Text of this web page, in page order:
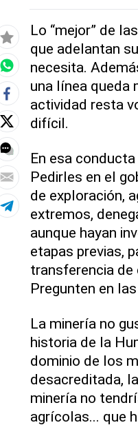
Lo “mejor” de
que adelantan
necesita.
una línea queda
actividad resta
difícil.
En esa
Pedirles en el
de exploración,
extremos,
aunque hayan
etapas previas,
transferencia
Pregunten en
La minería no
historia de la
dominio de los
desacreditada,
minería no
agrícolas... que